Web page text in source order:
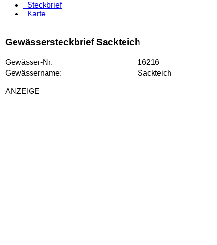
Steckbrief
Karte
Gewässersteckbrief Sackteich
Gewässer-Nr:
16216
Gewässername:
Sackteich
ANZEIGE